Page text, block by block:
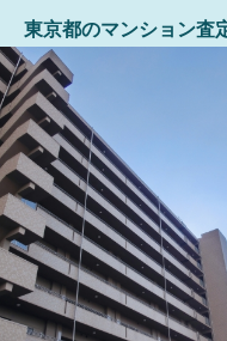
東京都のマンション査